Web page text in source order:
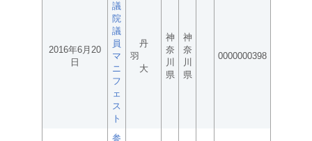
2016年6月20
日
議
院
議
員
マ
ニ
フ
ェ
ス
ト
丹
羽
大
神
奈
川
県
神
奈
川
県
0000000398
参